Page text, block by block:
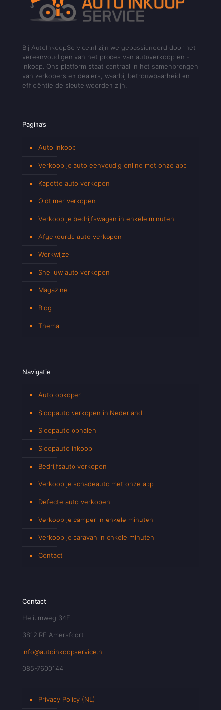
Bij AutoInkoopService.nl zijn we gepassioneerd door het
vereenvoudigen van het proces van autoverkoop en -
inkoop. Ons platform staat centraal in het samenbrengen
van verkopers en dealers, waarbij betrouwbaarheid en
efficiëntie de sleutelwoorden zijn.
Pagina’s
Auto Inkoop
Verkoop je auto eenvoudig online met onze app
Kapotte auto verkopen
Oldtimer verkopen
Verkoop je bedrijfswagen in enkele minuten
Afgekeurde auto verkopen
Werkwijze
Snel uw auto verkopen
Magazine
Blog
Thema
Navigatie
Auto opkoper
Sloopauto verkopen in Nederland
Sloopauto ophalen
Sloopauto inkoop
Bedrijfsauto verkopen
Verkoop je schadeauto met onze app
Defecte auto verkopen
Verkoop je camper in enkele minuten
Verkoop je caravan in enkele minuten
Contact
Contact
Heliumweg 34F
3812 RE Amersfoort
info@autoinkoopservice.nl
085-7600144
Privacy Policy (NL)